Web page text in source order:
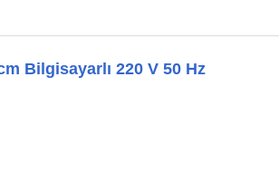
Bilgisayarlı 220 V 50 Hz